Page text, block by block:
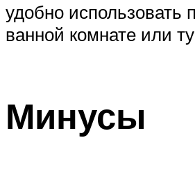
удобно использовать
ванной комнате или
Минусы